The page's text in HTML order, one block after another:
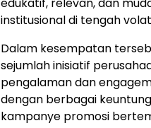
institusional di tengah
Dalam kesempatan
sejumlah inisiatif
pengalaman dan
dengan berbagai
kampanye promosi